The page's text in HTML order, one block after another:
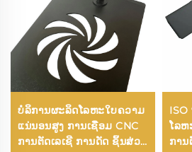
ບໍລິການຜະລິດໂລຫະໃບຄວາມ
ແນ່ນອນສູງ ການເຊື່ອມ CNC
ການຕັດເລເຊີ ການດັດ ຊິ້ນສ່ວນ
ໂລຫ
ການ